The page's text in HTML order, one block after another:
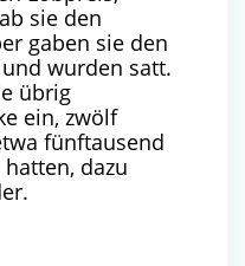
sie den
gaben sie den
wurden satt.
übrig
ein, zwölf
fünftausend
dazu